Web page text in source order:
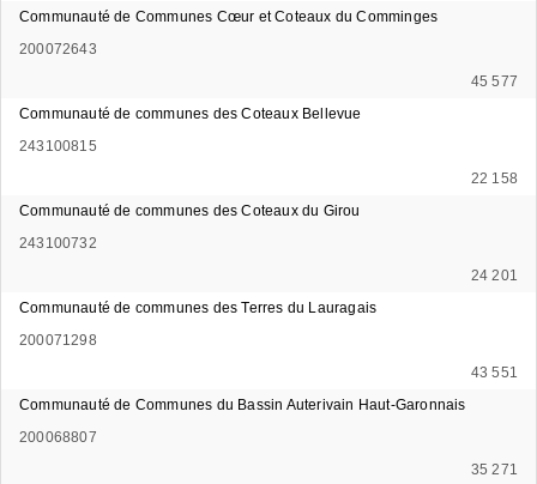
Communauté de Communes Cœur et Coteaux du Comminges
200072643
45 577
Communauté de communes des Coteaux Bellevue
243100815
22 158
Communauté de communes des Coteaux du Girou
243100732
24 201
Communauté de communes des Terres du Lauragais
200071298
43 551
Communauté de Communes du Bassin Auterivain Haut-Garonnais
200068807
35 271